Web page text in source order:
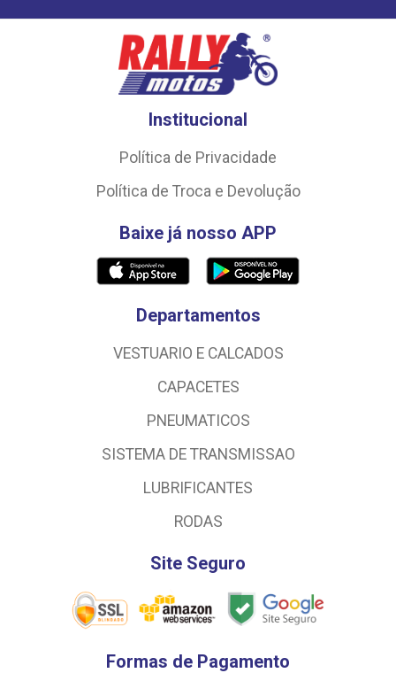
Institucional
Política de Privacidade
Política de Troca e Devolução
Baixe já nosso APP
Departamentos
VESTUARIO E CALCADOS
CAPACETES
PNEUMATICOS
SISTEMA DE TRANSMISSAO
LUBRIFICANTES
RODAS
Site Seguro
Formas de Pagamento